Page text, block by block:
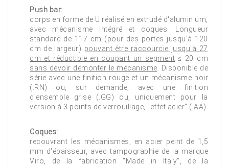
Push bar:
corps en forme de U réalisé en extrudé d'aluminium,
avec mécanisme intégré et coques. Longueur
standard de 117 cm (pour des portes jusqu'à 120
cm de largeur) pouvant être raccourcie jusqu'à 27
cm et réductible en coupant un segment ≤ 20 cm
sans devoir démonter le mécanisme . Disponible de
série avec une finition rouge et un mécanisme noir
(.RN) ou, sur demande, avec une finition
d'ensemble grise (.GG) ou, uniquement pour la
version à 3 points de verrouillage, "effet acier" (.AA).
Coques:
recouvrant les mécanismes, en acier peint de 1,5
mm d'épaisseur, avec tampographie de la marque
Viro, de la fabrication "Made in Italy", de la